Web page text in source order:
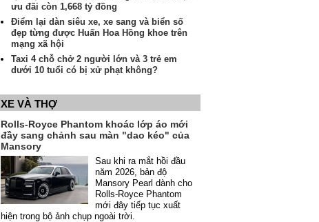
ưu đãi còn 1,668 tỷ đồng
Điểm lại dàn siêu xe, xe sang và biển số
đẹp từng được Huấn Hoa Hồng khoe trên
mạng xã hội
Taxi 4 chỗ chở 2 người lớn và 3 trẻ em
dưới 10 tuổi có bị xử phạt không?
XE VÀ THỢ
Rolls-Royce Phantom khoác lớp áo mới
đầy sang chảnh sau màn "dao kéo" của
Mansory
Sau khi ra mắt hồi đầu
năm 2026, bản độ
Mansory Pearl dành cho
Rolls-Royce Phantom
mới đây tiếp tục xuất
hiện trong bộ ảnh chụp ngoài trời.